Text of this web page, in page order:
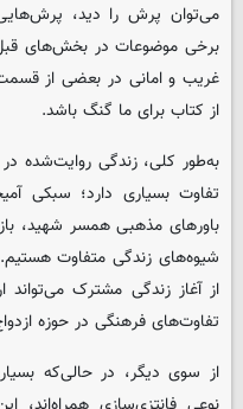
می‌توان پرش را دید،
برخی موضوعات در بخش‌های
غریب و امانی در بعضی از
از کتاب برای ما گنگ باشد.
به‌طور کلی، زندگی روایت‌شده
تفاوت بسیاری دارد؛ سبکی
باورهای مذهبی همسر شهید،
شیوه‌های زندگی متفاوت
از آغاز زندگی مشترک
تفاوت‌های فرهنگی در حوزه
از سوی دیگر، در حالی‌که